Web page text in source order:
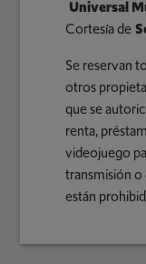
Universal
Cortesía de
Se reservan
otros
que se
renta,
videojuego
transmisión o
están